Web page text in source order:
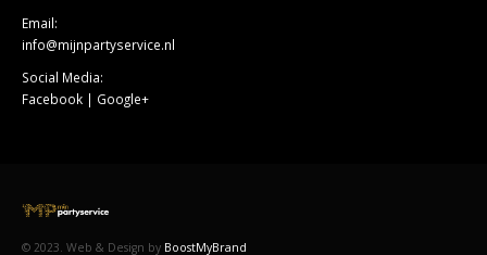
Email:
info@mijnpartyservice.nl
Social Media:
Facebook | Google+
© 2023. Web & Design by BoostMyBrand